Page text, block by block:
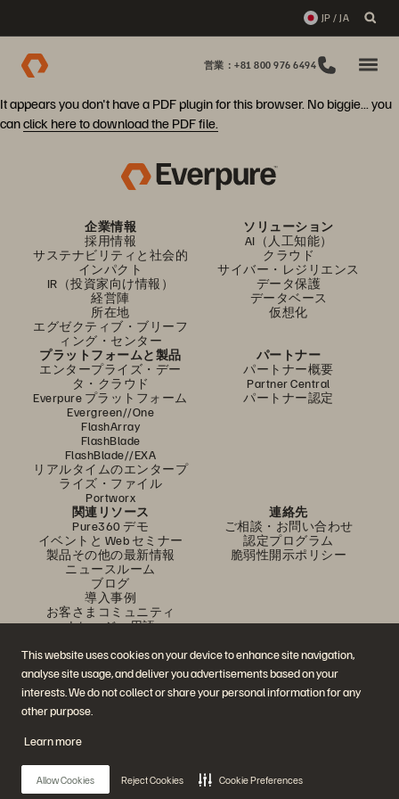
This website uses cookies on your device to enhance site navigation,
analyse site usage, and deliver you advertisements based on your
interests. We do not collect or share your personal information for any
other purpose.
Learn more
Allow Cookies Reject Cookies Cookie Preferences
JP / JA
営業：+81 800 976 6494
It appears you don't have a PDF plugin for this browser. No biggie... you
canclick here to download the PDF file.
企業情報
採用情報
サステナビリティと社会的
インパクト
IR（投資家向け情報）
経営陣
所在地
エグゼクティブ・ブリーフ
ィング・センター
ソリューション
AI（人工知能）
クラウド
サイバー・レジリエンス
データ保護
データベース
仮想化
プラットフォームと製品
エンタープライズ・デー
タ・クラウド
Everpure プラットフォーム
Evergreen//One
FlashArray
FlashBlade
FlashBlade//EXA
リアルタイムのエンタープ
ライズ・ファイル
Portworx
パートナー
パートナー概要
Partner Central
パートナー認定
関連リソース
Pure360 デモ
イベントと Web セミナー
製品その他の最新情報
ニュースルーム
ブログ
導入事例
お客さまコミュニティ
ナレッジ・用語
連絡先
ご相談・お問い合わせ
認定プログラム
脆弱性開示ポリシー
公式 SNS
是非フォローをお願いします！
© 2026 Everpure, Inc. 無断転用は禁止されています。
プライバシー・ポリシーWeb サイト利用規約法務関連トラスト・センター